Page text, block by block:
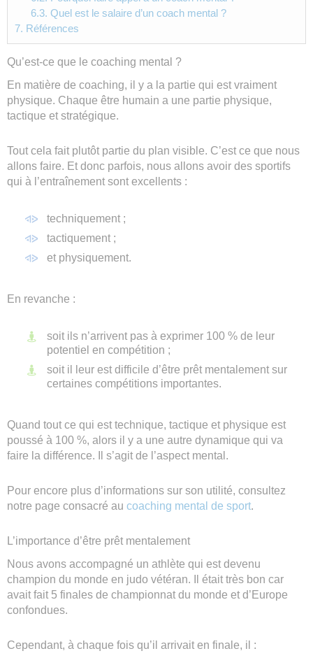
6.3. Quel est le salaire d’un coach mental ?
7. Références
Qu’est-ce que le coaching mental ?
En matière de coaching, il y a la partie qui est vraiment
physique. Chaque être humain a une partie physique,
tactique et stratégique.
Tout cela fait plutôt partie du plan visible. C’est ce que nous
allons faire. Et donc parfois, nous allons avoir des sportifs
qui à l’entraînement sont excellents :
techniquement ;
tactiquement ;
et physiquement.
En revanche :
soit ils n’arrivent pas à exprimer 100 % de leur
potentiel en compétition ;
soit il leur est difficile d’être prêt mentalement sur
certaines compétitions importantes.
Quand tout ce qui est technique, tactique et physique est
poussé à 100 %, alors il y a une autre dynamique qui va
faire la différence. Il s’agit de l’aspect mental.
Pour encore plus d’informations sur son utilité, consultez
notre page consacré au coaching mental de sport.
L’importance d’être prêt mentalement
Nous avons accompagné un athlète qui est devenu
champion du monde en judo vétéran. Il était très bon car
avait fait 5 finales de championnat du monde et d’Europe
confondues.
Cependant, à chaque fois qu’il arrivait en finale, il :